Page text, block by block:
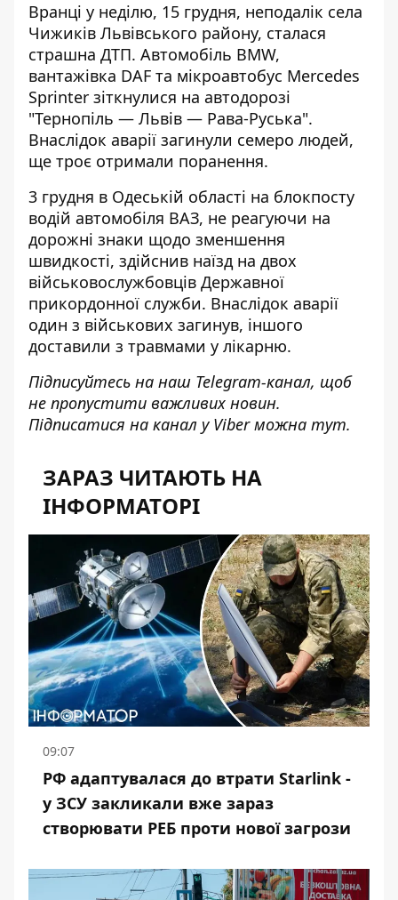
Вранці у неділю, 15 грудня, неподалік села
Чижиків Львівського району, сталася
страшна ДТП. Автомобіль BMW,
вантажівка DAF та мікроавтобус Mercedes
Sprinter зіткнулися на автодорозі
"Тернопіль — Львів — Рава-Руська".
Внаслідок аварії загинули семеро людей,
ще троє отримали поранення.
3 грудня в Одеській області на блокпосту
водій автомобіля ВАЗ, не реагуючи на
дорожні знаки щодо зменшення
швидкості, здійснив наїзд на двох
військовослужбовців Державної
прикордонної служби. Внаслідок аварії
один з військових загинув, іншого
доставили з травмами у лікарню.
Підписуйтесь на наш Telegram-канал, щоб
не пропустити важливих новин.
Підписатися на канал у Viber можна тут.
ЗАРАЗ ЧИТАЮТЬ НА
ІНФОРМАТОРІ
09:07
РФ адаптувалася до втрати Starlink -
у ЗСУ закликали вже зараз
створювати РЕБ проти нової загрози